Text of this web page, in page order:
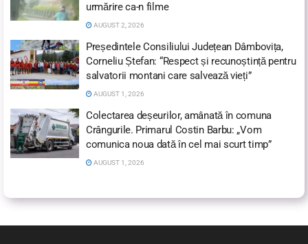
urmărire ca-n filme
AUGUST 2, 2026
Președintele Consiliului Județean Dâmbovița,
Corneliu Ștefan: “Respect și recunoștință pentru
salvatorii montani care salvează vieți”
AUGUST 1, 2026
Colectarea deșeurilor, amânată în comuna
Crângurile. Primarul Costin Barbu: „Vom
comunica noua dată în cel mai scurt timp”
AUGUST 1, 2026